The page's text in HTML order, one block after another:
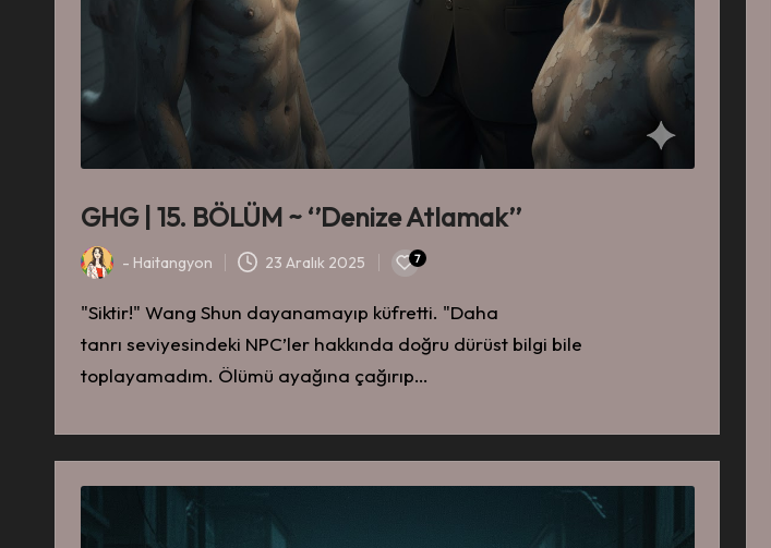
GHG | 15. BÖLÜM ~ ‘’Denize Atlamak’’
-
- Haitangyon 23 Aralık 2025 7
"Siktir!" Wang Shun dayanamayıp küfretti. "Daha
tanrı seviyesindeki NPC’ler hakkında doğru dürüst bilgi bile
toplayamadım. Ölümü ayağına çağırıp…